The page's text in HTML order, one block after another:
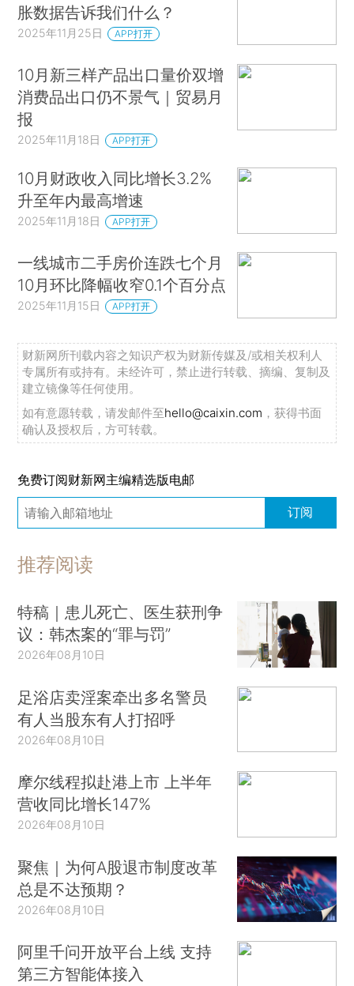
胀数据告诉我们什么？
2025年11月25日 APP打开
10月新三样产品出口量价双增
消费品出口仍不景气｜贸易月
报
2025年11月18日 APP打开
10月财政收入同比增长3.2%
升至年内最高增速
2025年11月18日 APP打开
一线城市二手房价连跌七个月
10月环比降幅收窄0.1个百分点
2025年11月15日 APP打开
财新网所刊载内容之知识产权为财新传媒及/或相关权利人
专属所有或持有。未经许可，禁止进行转载、摘编、复制及
建立镜像等任何使用。
如有意愿转载，请发邮件至hello@caixin.com ，获得书面
确认及授权后，方可转载。
免费订阅财新网主编精选版电邮
订阅
推荐阅读
特稿｜患儿死亡、医生获刑争
议：韩杰案的“罪与罚”
2026年08月10日
足浴店卖淫案牵出多名警员
有人当股东有人打招呼
2026年08月10日
摩尔线程拟赴港上市 上半年
营收同比增长147%
2026年08月10日
聚焦｜为何A股退市制度改革
总是不达预期？
2026年08月10日
阿里千问开放平台上线 支持
第三方智能体接入